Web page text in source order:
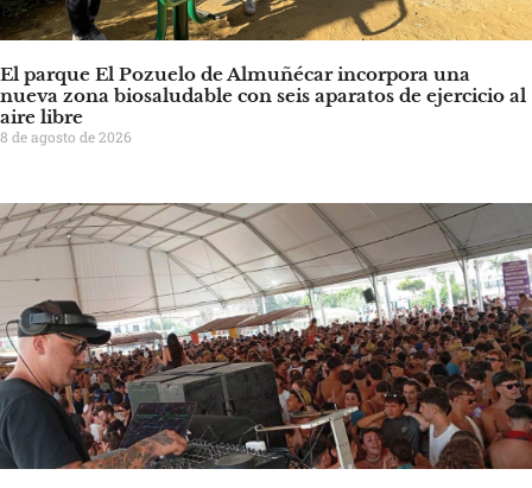
El parque El Pozuelo de Almuñécar incorpora una
nueva zona biosaludable con seis aparatos de ejercicio al
aire libre
8 de agosto de 2026